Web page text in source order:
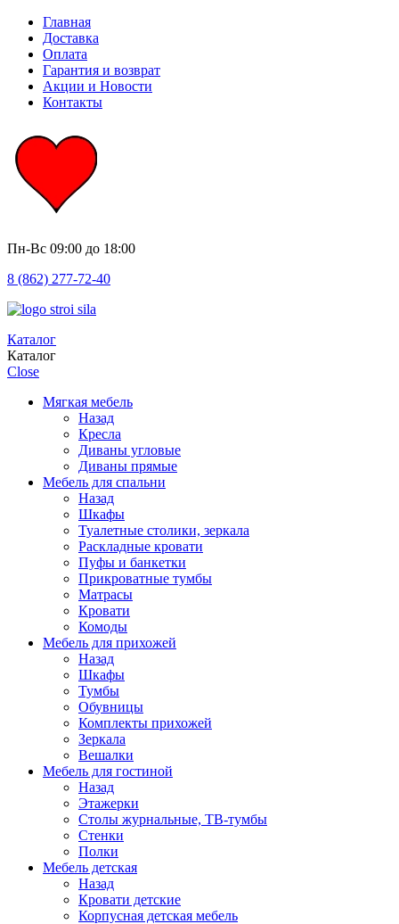
Главная
Доставка
Оплата
Гарантия и возврат
Акции и Новости
Контакты
Пн-Вс 09:00 до 18:00
8 (862) 277-72-40
Каталог
Каталог
Close
Мягкая мебель
Назад
Кресла
Диваны угловые
Диваны прямые
Мебель для спальни
Назад
Шкафы
Туалетные столики, зеркала
Раскладные кровати
Пуфы и банкетки
Прикроватные тумбы
Матрасы
Кровати
Комоды
Мебель для прихожей
Назад
Шкафы
Тумбы
Обувницы
Комплекты прихожей
Зеркала
Вешалки
Мебель для гостиной
Назад
Этажерки
Столы журнальные, ТВ-тумбы
Стенки
Полки
Мебель детская
Назад
Кровати детские
Корпусная детская мебель